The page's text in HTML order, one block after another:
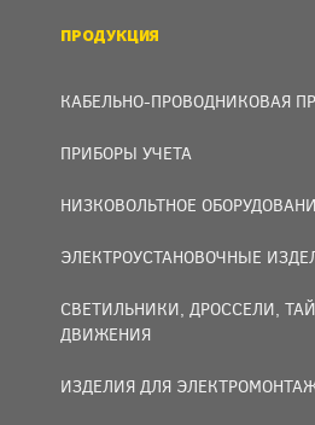
ПРОДУКЦИЯ
КАБЕЛЬНО-ПРОВОДНИКОВАЯ
ПРИБОРЫ УЧЕТА
НИЗКОВОЛЬТНОЕ
ЭЛЕКТРОУСТАНОВОЧНЫЕ
СВЕТИЛЬНИКИ, ДРОССЕЛИ,
ДВИЖЕНИЯ
ИЗДЕЛИЯ ДЛЯ